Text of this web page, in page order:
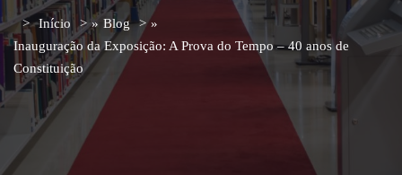
Início » Blog
»
Inauguração da Exposição: A Prova do Tempo – 40 anos de
Constituição